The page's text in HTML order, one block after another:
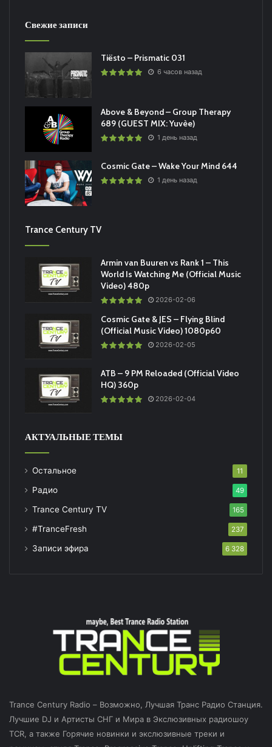
Свежие записи
Tiësto – Prismatic 031
6 часов назад
Above & Beyond – Group Therapy
689 (GUEST MIX: Yuvèe)
1 день назад
Cosmic Gate – Wake Your Mind 644
1 день назад
Trance Century TV
Armin van Buuren vs Rank 1 – This
World Is Watching Me (Official Music
Video) 480p
2026-02-06
Cosmic Gate & JES – Flying Blind
(Official Music Video) 1080p60
2026-02-05
ATB – 9 PM Reloaded (Official Video
HQ) 360p
2026-02-04
АКТУАЛЬНЫЕ ТЕМЫ
Остальное 11
Радио 49
Trance Century TV 165
#TranceFresh 237
Записи эфира 6 328
Trance Century Radio – Возможно, Лучшая Транс Радио Станция.
Лучшие DJ и Артисты СНГ и Мира в Экслюзивных радиошоу
TCR, а также Горячие новинки и экслюзивные треки и